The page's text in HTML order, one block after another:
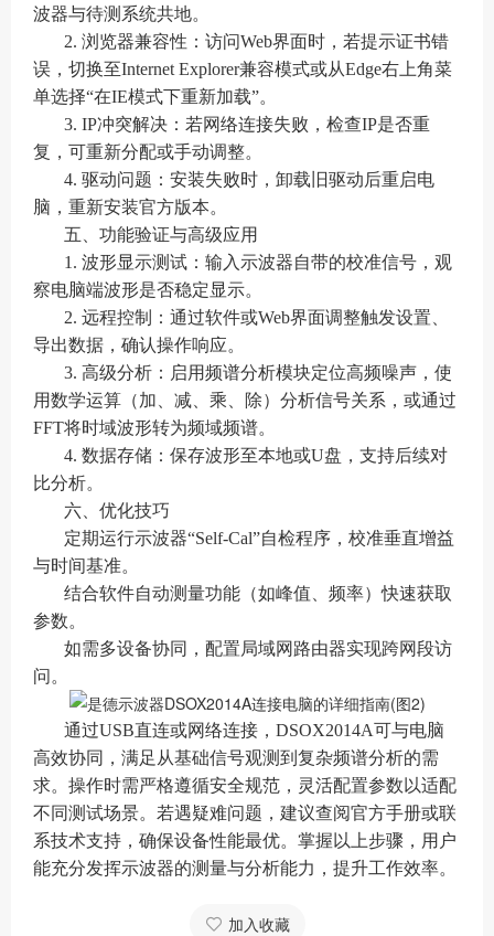
波器与待测系统共地。
2. 浏览器兼容性：访问Web界面时，若提示证书错
误，切换至Internet Explorer兼容模式或从Edge右上角菜
单选择“在IE模式下重新加载”。
3. IP冲突解决：若网络连接失败，检查IP是否重
复，可重新分配或手动调整。
4. 驱动问题：安装失败时，卸载旧驱动后重启电
脑，重新安装官方版本。
五、功能验证与高级应用
1. 波形显示测试：输入示波器自带的校准信号，观
察电脑端波形是否稳定显示。
2. 远程控制：通过软件或Web界面调整触发设置、
导出数据，确认操作响应。
3. 高级分析：启用频谱分析模块定位高频噪声，使
用数学运算（加、减、乘、除）分析信号关系，或通过
FFT将时域波形转为频域频谱。
4. 数据存储：保存波形至本地或U盘，支持后续对
比分析。
六、优化技巧
定期运行示波器“Self-Cal”自检程序，校准垂直增益
与时间基准。
结合软件自动测量功能（如峰值、频率）快速获取
参数。
如需多设备协同，配置局域网路由器实现跨网段访
问。
通过USB直连或网络连接，DSOX2014A可与电脑
高效协同，满足从基础信号观测到复杂频谱分析的需
求。操作时需严格遵循安全规范，灵活配置参数以适配
不同测试场景。若遇疑难问题，建议查阅官方手册或联
系技术支持，确保设备性能最优。掌握以上步骤，用户
能充分发挥示波器的测量与分析能力，提升工作效率。
加入收藏